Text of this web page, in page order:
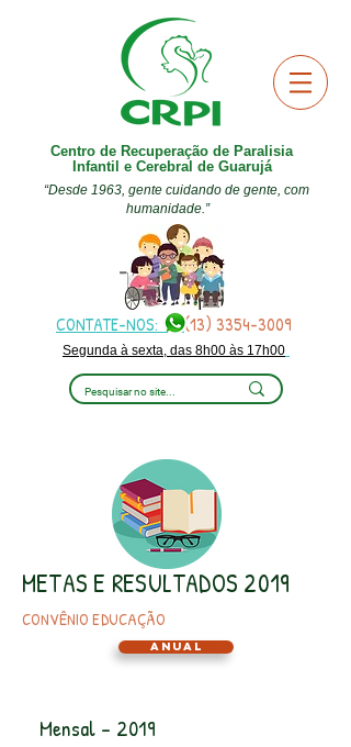
Centro de Recuperação de Paralisia
Infantil e Cerebral de Guarujá
“Desde 1963, gente cuidando de gente, com
humanidade.”
CONTATE-NOS:(13) 3354-3009
Segunda à sexta, das 8h00 às 17h00
METAS E RESULTADOS 2019
CONVÊNIO EDUCAÇÃO
Anual
Mensal - 2019